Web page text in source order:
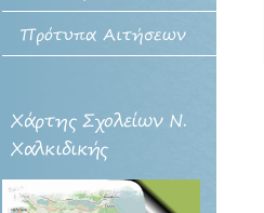
Πρότυπα Αιτήσεων
ΧάρτηςΣχολείων Ν.
Χαλκιδικής